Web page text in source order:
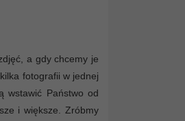
a gdy chcemy je
fotografii w jednej
wstawić Państwo od
i większe. Zróbmy